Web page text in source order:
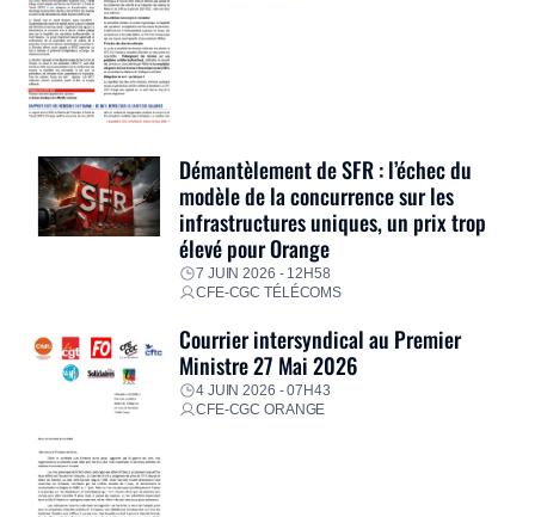
Démantèlement de SFR : l’échec du
modèle de la concurrence sur les
infrastructures uniques, un prix trop
élevé pour Orange
7 JUIN 2026 - 12H58
CFE-CGC TÉLÉCOMS
Courrier intersyndical au Premier
Ministre 27 Mai 2026
4 JUIN 2026 - 07H43
CFE-CGC ORANGE